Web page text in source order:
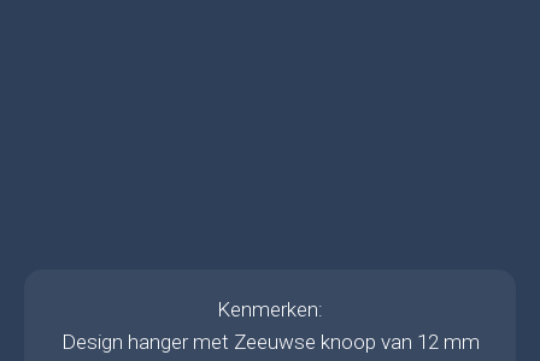
Kenmerken:
Design hanger met Zeeuwse knoop van 12 mm